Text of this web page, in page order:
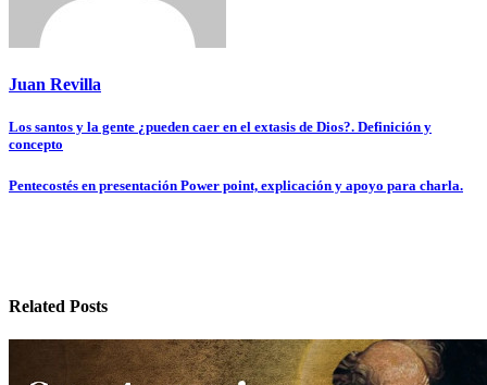
Juan Revilla
Navegación
entradas
Los santos y la gente ¿pueden caer en el extasis de Dios?. Definición y
concepto
Pentecostés en presentación Power point, explicación y apoyo para charla.
Related Posts